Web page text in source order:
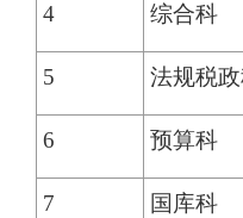
4 综合科
5 法规税
6 预算科
7 国库科